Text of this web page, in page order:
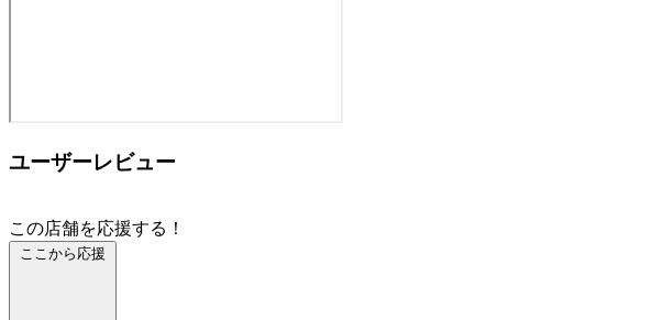
ユーザーレビュー
この店舗を応援する！
ここから応援